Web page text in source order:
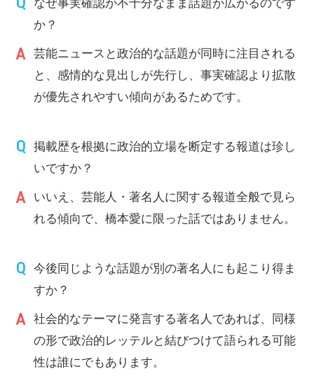
か？
芸能ニュースと政治的な話題が同時に注目される
と、感情的な見出しが先行し、事実確認より拡散
が優先されやすい傾向があるためです。
掲載歴を根拠に政治的立場を断定する報道は珍し
いですか？
いいえ、芸能人・著名人に関する報道全般で見ら
れる傾向で、橋本愛に限った話ではありません。
今後同じような話題が別の著名人にも起こり得ま
すか？
社会的なテーマに発言する著名人であれば、同様
の形で政治的レッテルと結びつけて語られる可能
性は誰にでもあります。